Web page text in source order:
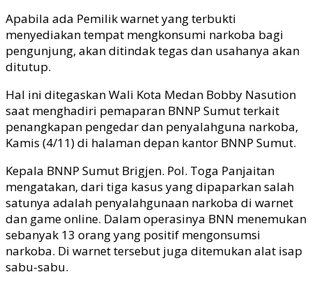
Apabila ada Pemilik warnet yang terbukti
menyediakan tempat mengkonsumi narkoba bagi
pengunjung, akan ditindak tegas dan usahanya akan
ditutup.
Hal ini ditegaskan Wali Kota Medan Bobby Nasution
saat menghadiri pemaparan BNNP Sumut terkait
penangkapan pengedar dan penyalahguna narkoba,
Kamis (4/11) di halaman depan kantor BNNP Sumut.
Kepala BNNP Sumut Brigjen. Pol. Toga Panjaitan
mengatakan, dari tiga kasus yang dipaparkan salah
satunya adalah penyalahgunaan narkoba di warnet
dan game online. Dalam operasinya BNN menemukan
sebanyak 13 orang yang positif mengonsumsi
narkoba. Di warnet tersebut juga ditemukan alat isap
sabu-sabu.